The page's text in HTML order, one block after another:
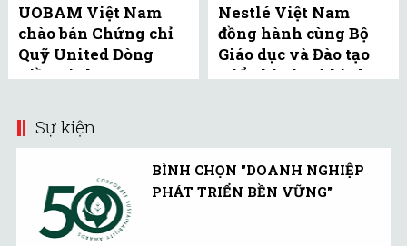
UOBAM Việt Nam
chào bán Chứng chỉ
Quỹ United Dòng
Tiền Linh Hoạt
Nestlé Việt Nam
đồng hành cùng Bộ
Giáo dục và Đào tạo
triển khai mô hình
Sự kiện
BÌNH CHỌN "DOANH NGHIỆP
PHÁT TRIỂN BỀN VỮNG"